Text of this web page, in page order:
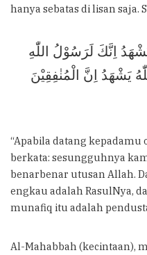
hanya sebatas di lisan
اِنَّكَ لَرَسُوْلُ اللّٰهِ
يَشْهَدُ اِنَّ الْمُنٰفِقِيْنَ
“Apabila datang
berkata: sesungguhnya
benarbenar utusan Allah.
engkau adalah RasulNya,
munafiq itu adalah
Al-Mahabbah (kecintaan),